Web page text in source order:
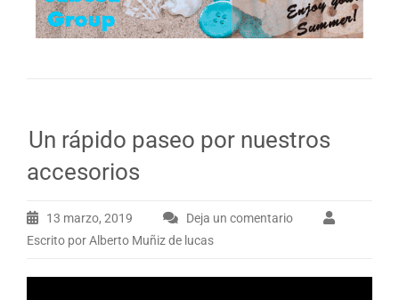
Un rápido paseo por nuestros
accesorios
13 marzo, 2019
Deja un comentario
Escrito por Alberto Muñiz de lucas